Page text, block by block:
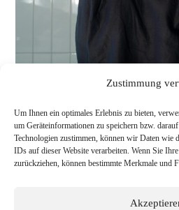
Zustimmung
Um Ihnen ein optimales Erlebnis zu bieten,
um Geräteinformationen zu speichern bzw.
Technologien zustimmen, können wir Daten wie
IDs auf dieser Website verarbeiten. Wenn Sie
zurückziehen, können bestimmte Merkmale und